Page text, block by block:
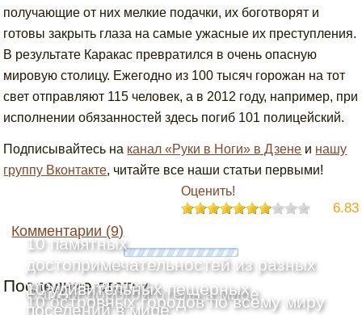
получающие от них мелкие подачки, их боготворят и
готовы закрыть глаза на самые ужасные их преступления.
В результате Каракас превратился в очень опасную
мировую столицу. Ежегодно из 100 тысяч горожан на тот
свет отправляют 115 человек, а в 2012 году, например, при
исполнении обязанностей здесь погиб 101 полицейский.
Подписывайтесь на канал «Руки в Ноги» в Дзене и нашу
группу Вконтакте, читайте все наши статьи первыми!
Оценить!
6.83
Комментарии (9)
Последние статьи
10 памятных
достопримечательностей из разных
уголков планеты
Самый дорогой отель в мире
10 островных городов по всему миру
10 удивительных пещерных
поселений в мире